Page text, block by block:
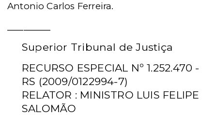
Antonio Carlos Ferreira.
Superior Tribunal de Justiça
RECURSO ESPECIAL Nº 1.252.470 -
RS (2009/0122994-7)
RELATOR : MINISTRO LUIS FELIPE
SALOMÃO